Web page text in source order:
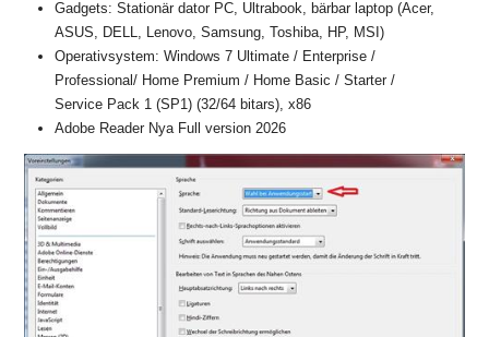
Gadgets: Stationär dator PC, Ultrabook, bärbar laptop (Acer,
ASUS, DELL, Lenovo, Samsung, Toshiba, HP, MSI)
Operativsystem: Windows 7 Ultimate / Enterprise /
Professional/ Home Premium / Home Basic / Starter /
Service Pack 1 (SP1) (32/64 bitars), x86
Adobe Reader Nya Full version 2026